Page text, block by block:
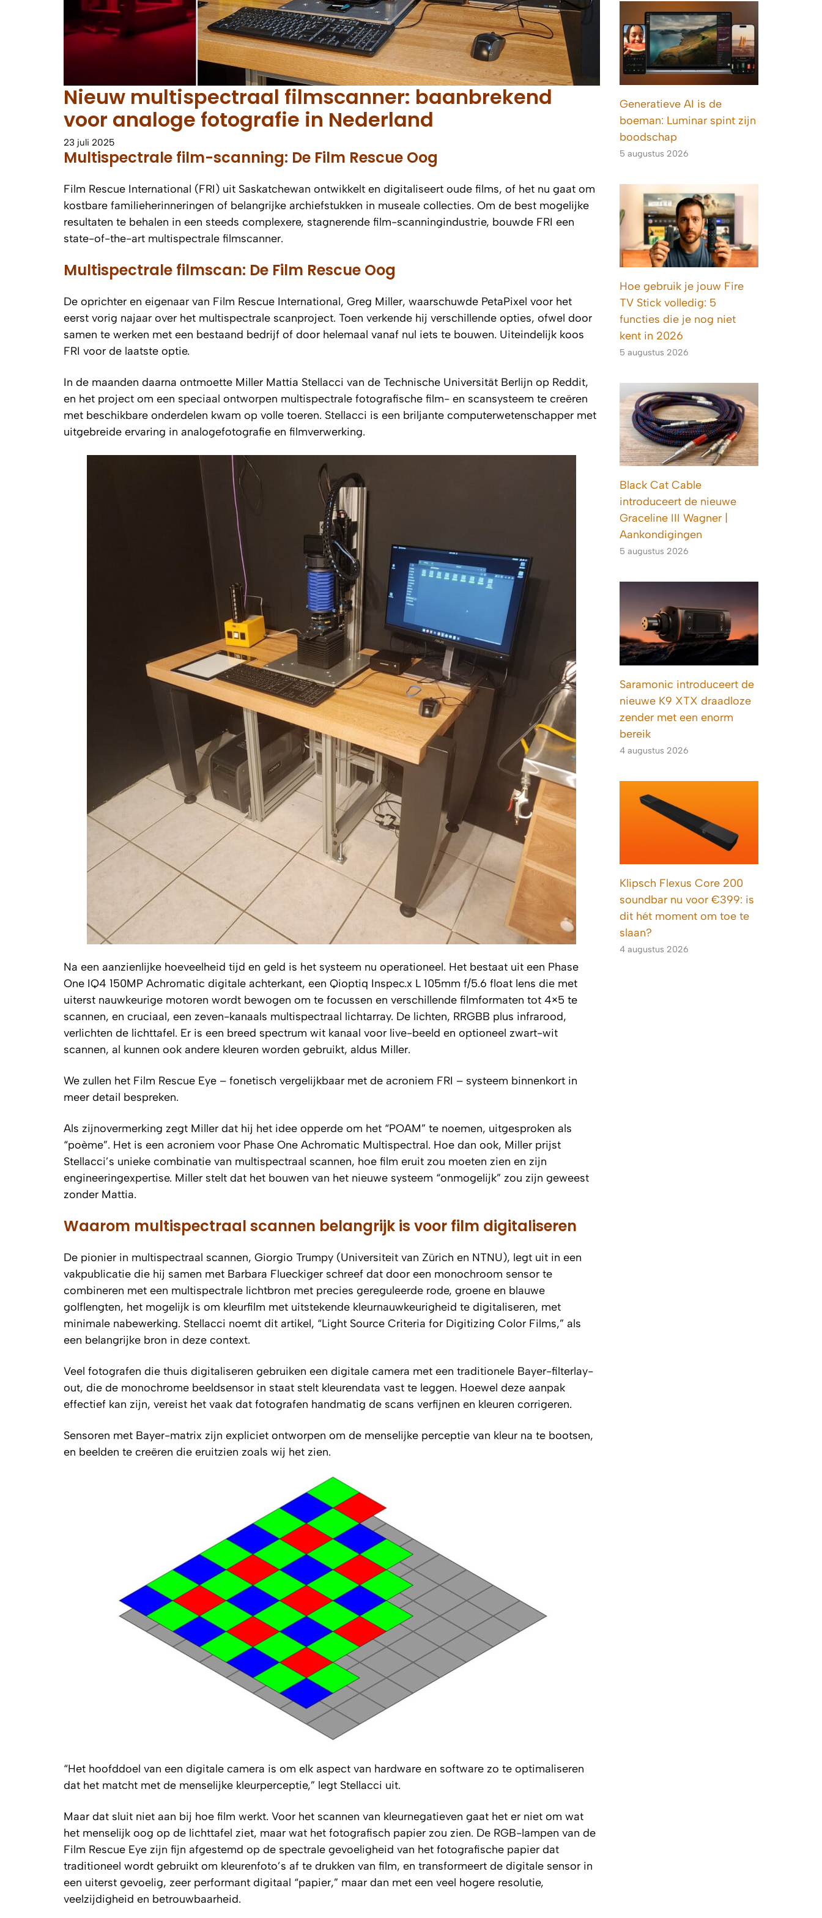
Nieuw multispectraal filmscanner: baanbrekend
voor analoge fotografie in Nederland
23 juli 2025
Multispectrale film-scanning: De Film Rescue Oog
Film Rescue International (FRI) uit Saskatchewan ontwikkelt en digitaliseert oude films, of het nu gaat om
kostbare familieherinneringen of belangrijke archiefstukken in museale collecties. Om de best mogelijke
resultaten te behalen in een steeds complexere, stagnerende film-scanningindustrie, bouwde FRI een
state-of-the-art multispectrale filmscanner.
Multispectrale filmscan: De Film Rescue Oog
De oprichter en eigenaar van Film Rescue International, Greg Miller, waarschuwde PetaPixel voor het
eerst vorig najaar over het multispectrale scanproject. Toen verkende hij verschillende opties, ofwel door
samen te werken met een bestaand bedrijf of door helemaal vanaf nul iets te bouwen. Uiteindelijk koos
FRI voor de laatste optie.
In de maanden daarna ontmoette Miller Mattia Stellacci van de Technische Universität Berlijn op Reddit,
en het project om een speciaal ontworpen multispectrale fotografische film- en scansysteem te creëren
met beschikbare onderdelen kwam op volle toeren. Stellacci is een briljante computerwetenschapper met
uitgebreide ervaring in analogefotografie en filmverwerking.
Na een aanzienlijke hoeveelheid tijd en geld is het systeem nu operationeel. Het bestaat uit een Phase
One IQ4 150MP Achromatic digitale achterkant, een Qioptiq Inspec.x L 105mm f/5.6 float lens die met
uiterst nauwkeurige motoren wordt bewogen om te focussen en verschillende filmformaten tot 4×5 te
scannen, en cruciaal, een zeven-kanaals multispectraal lichtarray. De lichten, RRGBB plus infrarood,
verlichten de lichttafel. Er is een breed spectrum wit kanaal voor live-beeld en optioneel zwart-wit
scannen, al kunnen ook andere kleuren worden gebruikt, aldus Miller.
We zullen het Film Rescue Eye – fonetisch vergelijkbaar met de acroniem FRI – systeem binnenkort in
meer detail bespreken.
Als zijnovermerking zegt Miller dat hij het idee opperde om het “POAM” te noemen, uitgesproken als
“poème”. Het is een acroniem voor Phase One Achromatic Multispectral. Hoe dan ook, Miller prijst
Stellacci’s unieke combinatie van multispectraal scannen, hoe film eruit zou moeten zien en zijn
engineeringexpertise. Miller stelt dat het bouwen van het nieuwe systeem “onmogelijk” zou zijn geweest
zonder Mattia.
Waarom multispectraal scannen belangrijk is voor film digitaliseren
De pionier in multispectraal scannen, Giorgio Trumpy (Universiteit van Zürich en NTNU), legt uit in een
vakpublicatie die hij samen met Barbara Flueckiger schreef dat door een monochroom sensor te
combineren met een multispectrale lichtbron met precies gereguleerde rode, groene en blauwe
golflengten, het mogelijk is om kleurfilm met uitstekende kleurnauwkeurigheid te digitaliseren, met
minimale nabewerking. Stellacci noemt dit artikel, “Light Source Criteria for Digitizing Color Films,” als
een belangrijke bron in deze context.
Veel fotografen die thuis digitaliseren gebruiken een digitale camera met een traditionele Bayer-filterlay-
out, die de monochrome beeldsensor in staat stelt kleurendata vast te leggen. Hoewel deze aanpak
effectief kan zijn, vereist het vaak dat fotografen handmatig de scans verfijnen en kleuren corrigeren.
Sensoren met Bayer-matrix zijn expliciet ontworpen om de menselijke perceptie van kleur na te bootsen,
en beelden te creëren die eruitzien zoals wij het zien.
“Het hoofddoel van een digitale camera is om elk aspect van hardware en software zo te optimaliseren
dat het matcht met de menselijke kleurperceptie,” legt Stellacci uit.
Maar dat sluit niet aan bij hoe film werkt. Voor het scannen van kleurnegatieven gaat het er niet om wat
het menselijk oog op de lichttafel ziet, maar wat het fotografisch papier zou zien. De RGB-lampen van de
Film Rescue Eye zijn fijn afgestemd op de spectrale gevoeligheid van het fotografische papier dat
traditioneel wordt gebruikt om kleurenfoto’s af te drukken van film, en transformeert de digitale sensor in
een uiterst gevoelig, zeer performant digitaal “papier,” maar dan met een veel hogere resolutie,
veelzijdigheid en betrouwbaarheid.
Generatieve AI is de
boeman: Luminar spint zijn
boodschap
5 augustus 2026
Hoe gebruik je jouw Fire
TV Stick volledig: 5
functies die je nog niet
kent in 2026
5 augustus 2026
Black Cat Cable
introduceert de nieuwe
Graceline III Wagner |
Aankondigingen
5 augustus 2026
Saramonic introduceert de
nieuwe K9 XTX draadloze
zender met een enorm
bereik
4 augustus 2026
Klipsch Flexus Core 200
soundbar nu voor €399: is
dit hét moment om toe te
slaan?
4 augustus 2026